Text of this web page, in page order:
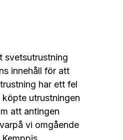
svetsutrustning
innehåll för att
har ett fel
utrustningen
att antingen
vi omgående